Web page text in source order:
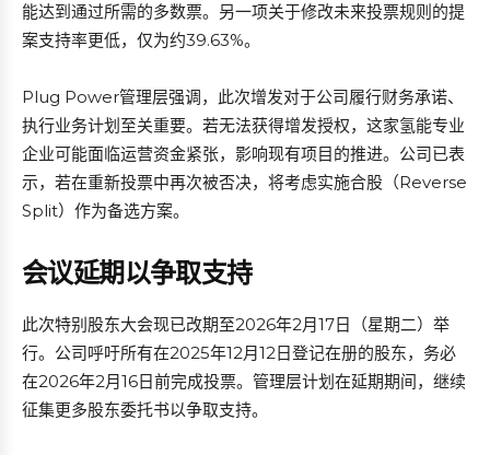
能达到通过所需的多数票。另一项关于修改未来投票规则的提
案支持率更低，仅为约39.63%。
Plug Power管理层强调，此次增发对于公司履行财务承诺、
执行业务计划至关重要。若无法获得增发授权，这家氢能专业
企业可能面临运营资金紧张，影响现有项目的推进。公司已表
示，若在重新投票中再次被否决，将考虑实施合股（Reverse
Split）作为备选方案。
会议延期以争取支持
此次特别股东大会现已改期至2026年2月17日（星期二）举
行。公司呼吁所有在2025年12月12日登记在册的股东，务必
在2026年2月16日前完成投票。管理层计划在延期期间，继续
征集更多股东委托书以争取支持。